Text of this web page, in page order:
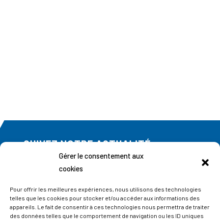
Gérer le consentement aux
cookies
Pour offrir les meilleures expériences, nous utilisons des technologies
telles que les cookies pour stocker et/ou accéder aux informations des
appareils. Le fait de consentir à ces technologies nous permettra de traiter
des données telles que le comportement de navigation ou les ID uniques
SUIVEZ NOTRE ACTUALITÉ
Abonnez-vous à notre newsletter